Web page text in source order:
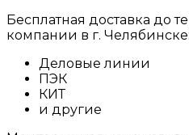
Бесплатная доставка до
компании в г. Челябинске:
Деловые линии
ПЭК
КИТ
и другие